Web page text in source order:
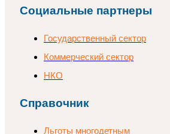
Социальные партнеры
Государственный сектор
Коммерческий сектор
НКО
Справочник
Льготы многодетным